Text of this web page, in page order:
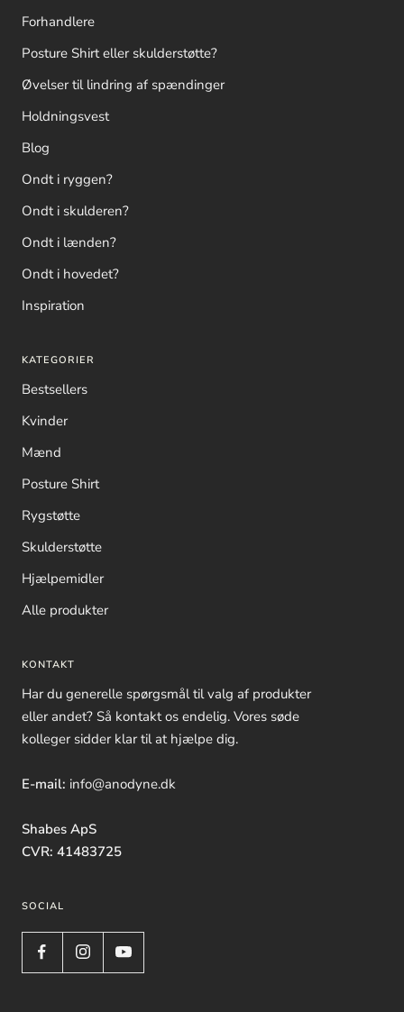
Forhandlere
Posture Shirt eller skulderstøtte?
Øvelser til lindring af spændinger
Holdningsvest
Blog
Ondt i ryggen?
Ondt i skulderen?
Ondt i lænden?
Ondt i hovedet?
Inspiration
KATEGORIER
Bestsellers
Kvinder
Mænd
Posture Shirt
Rygstøtte
Skulderstøtte
Hjælpemidler
Alle produkter
KONTAKT
Har du generelle spørgsmål til valg af produkter
eller andet? Så kontakt os endelig. Vores søde
kolleger sidder klar til at hjælpe dig.
E-mail: info@anodyne.dk
Shabes ApS
CVR: 41483725
SOCIAL